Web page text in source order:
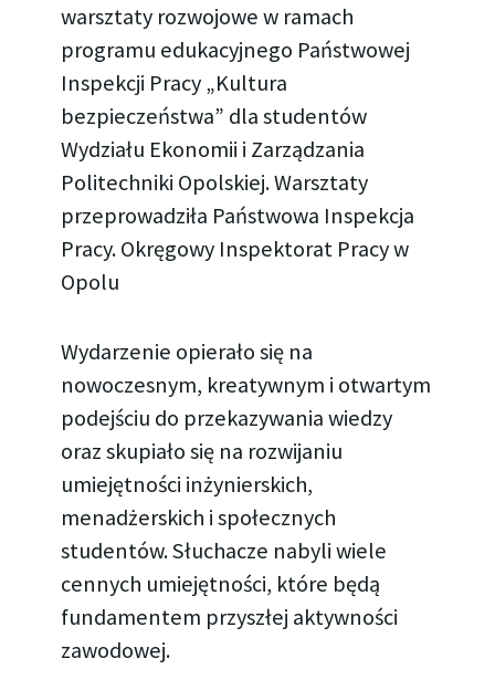
warsztaty rozwojowe w ramach
programu edukacyjnego Państwowej
Inspekcji Pracy „Kultura
bezpieczeństwa” dla studentów
Wydziału Ekonomii i Zarządzania
Politechniki Opolskiej. Warsztaty
przeprowadziła Państwowa Inspekcja
Pracy. Okręgowy Inspektorat Pracy w
Opolu
Wydarzenie opierało się na
nowoczesnym, kreatywnym i otwartym
podejściu do przekazywania wiedzy
oraz skupiało się na rozwijaniu
umiejętności inżynierskich,
menadżerskich i społecznych
studentów. Słuchacze nabyli wiele
cennych umiejętności, które będą
fundamentem przyszłej aktywności
zawodowej.